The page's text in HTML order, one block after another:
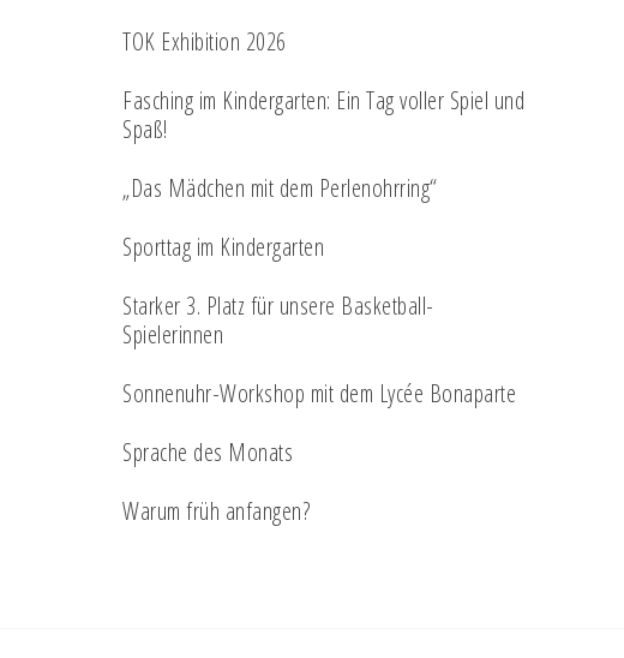
TOK Exhibition 2026
Fasching im Kindergarten: Ein Tag voller Spiel und
Spaß!
„Das Mädchen mit dem Perlenohrring“
Sporttag im Kindergarten
Starker 3. Platz für unsere Basketball-
Spielerinnen
Sonnenuhr-Workshop mit dem Lycée Bonaparte
Sprache des Monats
Warum früh anfangen?